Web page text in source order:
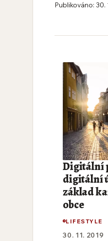
Publikováno: 30.
Digitální
digitální
základ
obce
LIFESTYLE
30. 11. 2019